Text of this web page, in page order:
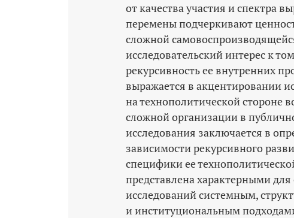
от качества участия и спектра
перемены подчеркивают
сложной
исследовательский интерес к
рекурсивность ее внутренних
выражается в акцентировании
на технополитической стороне
сложной организации в
исследования заключается в
зависимости рекурсивного
специфики ее
представлена характерными
исследований системным,
и институциональным